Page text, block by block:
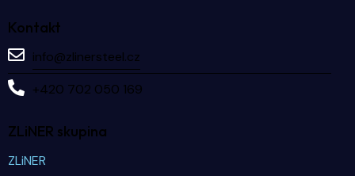
Kontakt
info@zlinersteel.cz
+420 702 050 169
ZLiNER skupina
ZLiNER